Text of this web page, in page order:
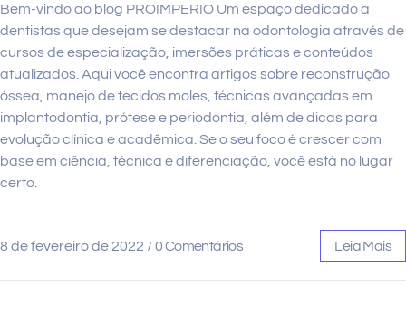
Bem-vindo ao blog PROIMPERIO Um espaço dedicado a
dentistas que desejam se destacar na odontologia através de
cursos de especialização, imersões práticas e conteúdos
atualizados. Aqui você encontra artigos sobre reconstrução
óssea, manejo de tecidos moles, técnicas avançadas em
implantodontia, prótese e periodontia, além de dicas para
evolução clínica e acadêmica. Se o seu foco é crescer com
base em ciência, técnica e diferenciação, você está no lugar
certo.
8 de fevereiro de 2022 /0 Comentários Leia Mais